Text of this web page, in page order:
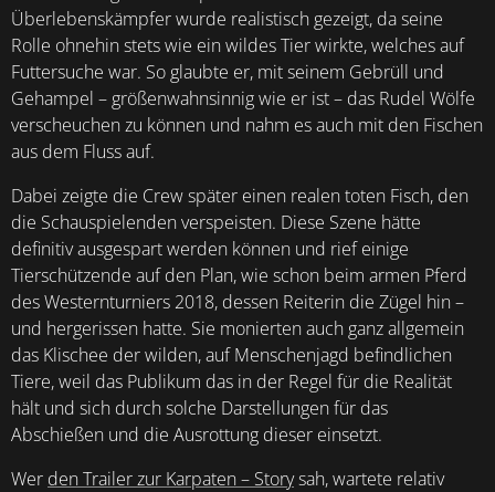
Überlebenskämpfer wurde realistisch gezeigt, da seine
Rolle ohnehin stets wie ein wildes Tier wirkte, welches auf
Futtersuche war. So glaubte er, mit seinem Gebrüll und
Gehampel – größenwahnsinnig wie er ist – das Rudel Wölfe
verscheuchen zu können und nahm es auch mit den Fischen
aus dem Fluss auf.
Dabei zeigte die Crew später einen realen toten Fisch, den
die Schauspielenden verspeisten. Diese Szene hätte
definitiv ausgespart werden können und rief einige
Tierschützende auf den Plan, wie schon beim armen Pferd
des Westernturniers 2018, dessen Reiterin die Zügel hin –
und hergerissen hatte. Sie monierten auch ganz allgemein
das Klischee der wilden, auf Menschenjagd befindlichen
Tiere, weil das Publikum das in der Regel für die Realität
hält und sich durch solche Darstellungen für das
Abschießen und die Ausrottung dieser einsetzt.
Wer den Trailer zur Karpaten – Storysah, wartete relativ